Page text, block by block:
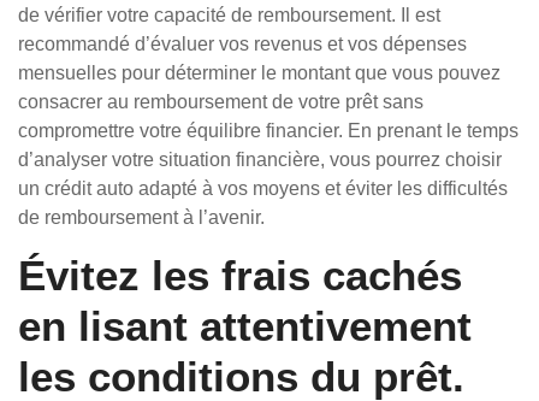
de vérifier votre capacité de remboursement. Il est
recommandé d’évaluer vos revenus et vos dépenses
mensuelles pour déterminer le montant que vous pouvez
consacrer au remboursement de votre prêt sans
compromettre votre équilibre financier. En prenant le temps
d’analyser votre situation financière, vous pourrez choisir
un crédit auto adapté à vos moyens et éviter les difficultés
de remboursement à l’avenir.
Évitez les frais cachés
en lisant attentivement
les conditions du prêt.